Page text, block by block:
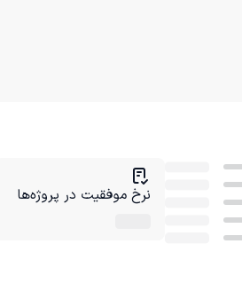
نرخ موفقیت در پروژه‌ها